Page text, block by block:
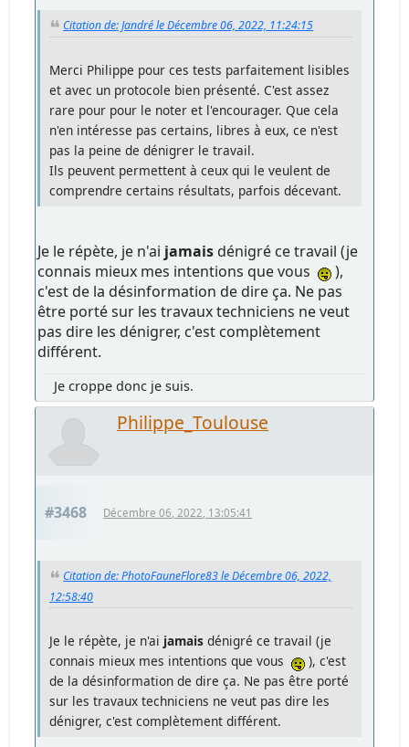
Citation de: Jandré le Décembre 06, 2022, 11:24:15
Merci Philippe pour ces tests parfaitement lisibles
et avec un protocole bien présenté. C'est assez
rare pour pour le noter et l'encourager. Que cela
n'en intéresse pas certains, libres à eux, ce n'est
pas la peine de dénigrer le travail.
Ils peuvent permettent à ceux qui le veulent de
comprendre certains résultats, parfois décevant.
Je le répète, je n'ai jamais dénigré ce travail (je
connais mieux mes intentions que vous
),
c'est de la désinformation de dire ça. Ne pas
être porté sur les travaux techniciens ne veut
pas dire les dénigrer, c'est complètement
différent.
Je croppe donc je suis.
Philippe_Toulouse
#3468 Décembre 06, 2022, 13:05:41
Citation de: PhotoFauneFlore83 le Décembre 06, 2022,
12:58:40
Je le répète, je n'ai jamais dénigré ce travail (je
connais mieux mes intentions que vous
), c'est
de la désinformation de dire ça. Ne pas être porté
sur les travaux techniciens ne veut pas dire les
dénigrer, c'est complètement différent.